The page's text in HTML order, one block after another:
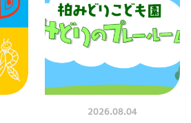
2026.08.04